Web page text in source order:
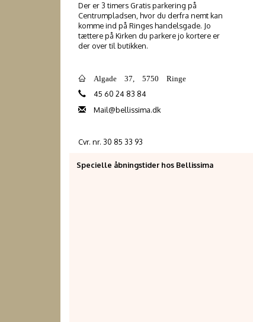
Der er 3 timers Gratis parkering på
Centrumpladsen, hvor du derfra nemt kan
komme ind på Ringes handelsgade. Jo
tættere på Kirken du parkere jo kortere er
der over til butikken.
Algade 37, 5750 Ringe
45 60 24 83 84
Mail@bellissima.dk
Cvr. nr. 30 85 33 93
Specielle åbningstider hos Bellissima